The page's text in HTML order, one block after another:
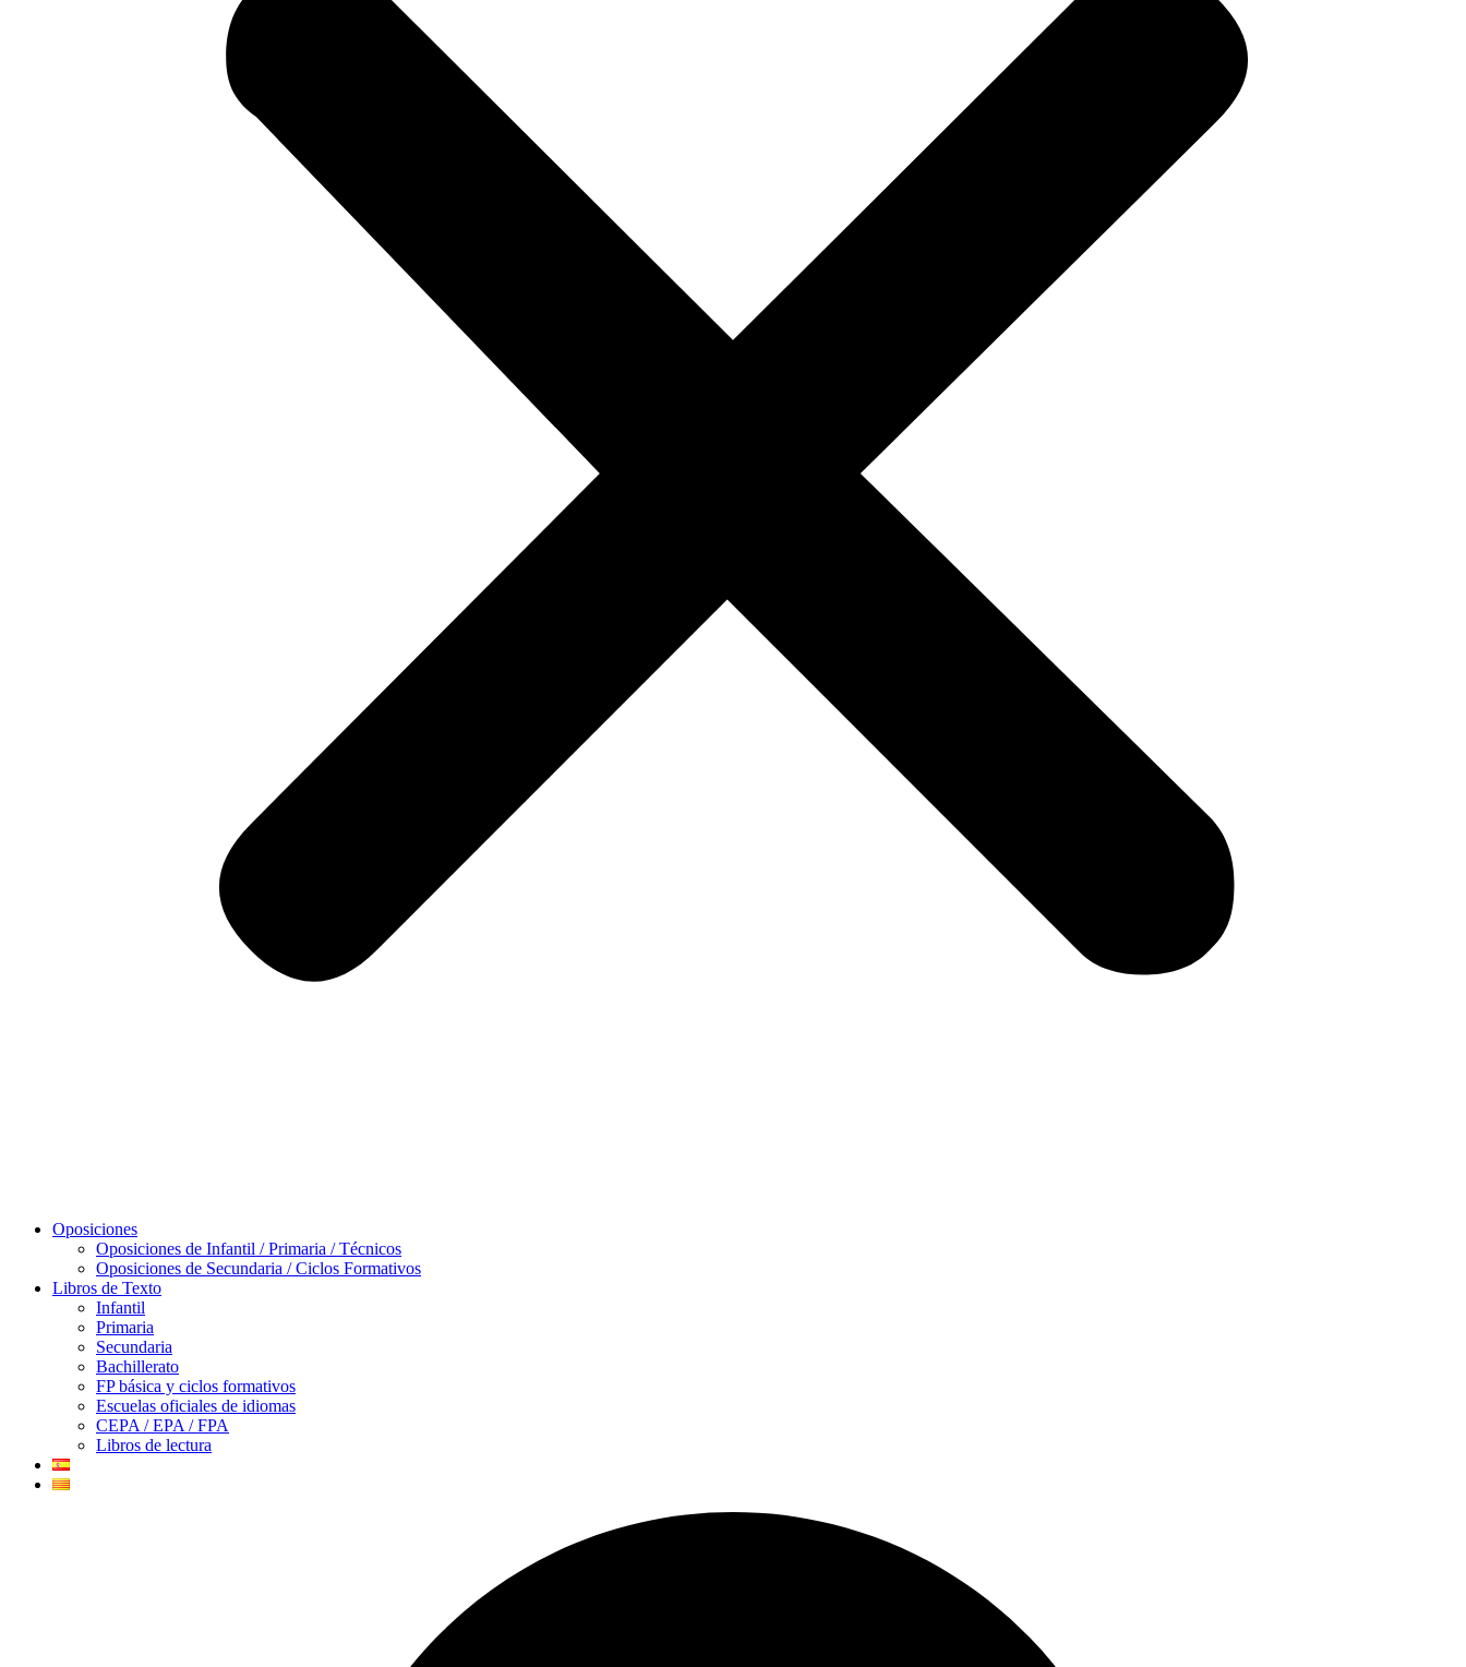
Oposiciones
Oposiciones de Infantil / Primaria / Técnicos
Oposiciones de Secundaria / Ciclos Formativos
Libros de Texto
Infantil
Primaria
Secundaria
Bachillerato
FP básica y ciclos formativos
Escuelas oficiales de idiomas
CEPA / EPA / FPA
Libros de lectura